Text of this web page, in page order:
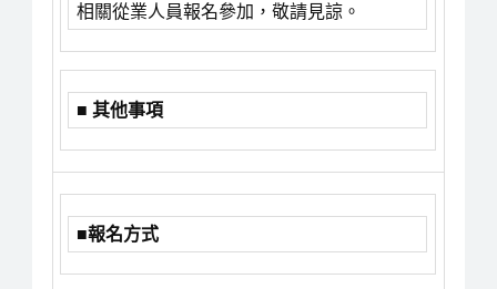
相關從業人員報名參加，敬請見諒。
■ 其他事項
■報名方式